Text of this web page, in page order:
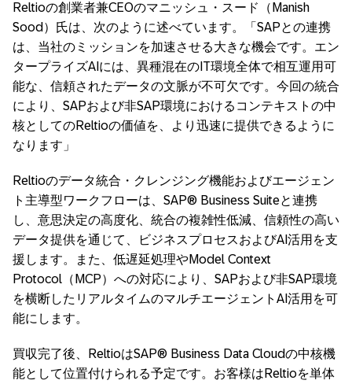
Reltioの創業者兼CEOのマニッシュ・スード（Manish
Sood）氏は、次のように述べています。「SAPとの連携
は、当社のミッションを加速させる大きな機会です。エン
タープライズAIには、異種混在のIT環境全体で相互運用可
能な、信頼されたデータの文脈が不可欠です。今回の統合
により、SAPおよび非SAP環境におけるコンテキストの中
核としてのReltioの価値を、より迅速に提供できるように
なります」
Reltioのデータ統合・クレンジング機能およびエージェン
ト主導型ワークフローは、SAP® Business Suiteと連携
し、意思決定の高度化、統合の複雑性低減、信頼性の高い
データ提供を通じて、ビジネスプロセスおよびAI活用を支
援します。また、低遅延処理やModel Context
Protocol（MCP）への対応により、SAPおよび非SAP環境
を横断したリアルタイムのマルチエージェントAI活用を可
能にします。
買収完了後、ReltioはSAP® Business Data Cloudの中核機
能として位置付けられる予定です。お客様はReltioを単体